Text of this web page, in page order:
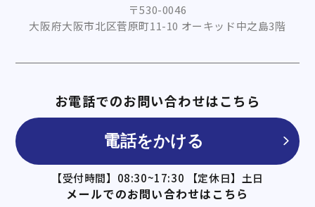
〒530-0046
大阪府大阪市北区菅原町11-10 オーキッド中之島3階
お電話でのお問い合わせはこちら
電話をかける
【受付時間】08:30~17:30 【定休日】土日
メールでのお問い合わせはこちら